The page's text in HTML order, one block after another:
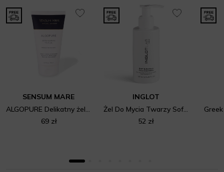
SENSUM MARE
ALGOPURE Delikatny żel do mycia twarzy z kompleksem 5 alg morskich i wodą z lodowca norweskiego
69 zł
INGLOT
Żel Do Mycia Twarzy Soft & Smooth Inglot Lab
52 zł